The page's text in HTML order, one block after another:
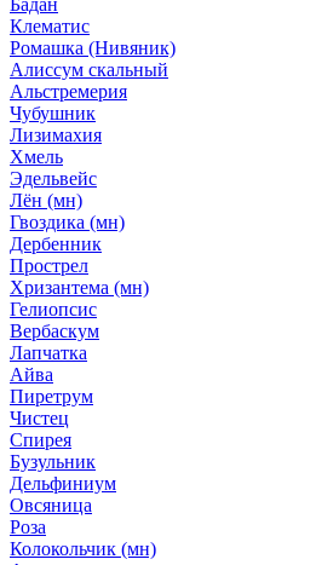
Бадан
Клематис
Ромашка (Нивяник)
Алиссум скальный
Альстремерия
Чубушник
Лизимахия
Хмель
Эдельвейс
Лён (мн)
Гвоздика (мн)
Дербенник
Прострел
Хризантема (мн)
Гелиопсис
Вербаскум
Лапчатка
Айва
Пиретрум
Чистец
Спирея
Бузульник
Дельфиниум
Овсяница
Роза
Колокольчик (мн)